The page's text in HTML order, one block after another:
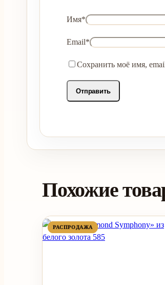
Имя*
Email*
Сохранить моё имя,
Похожие
РАСПРОДАЖА ПРОДАВАЕМЫЙ
ТОВАР
РАСПРОДАЖА ПРОДАВАЕМЫЙ
ТОВАР